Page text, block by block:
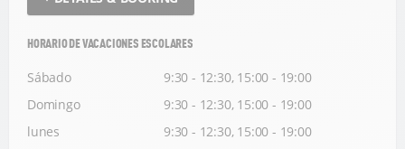
HORARIO DE VACACIONES ESCOLARES
Sábado
9:30 - 12:30, 15:00 - 19:00
Domingo
9:30 - 12:30, 15:00 - 19:00
lunes
9:30 - 12:30, 15:00 - 19:00